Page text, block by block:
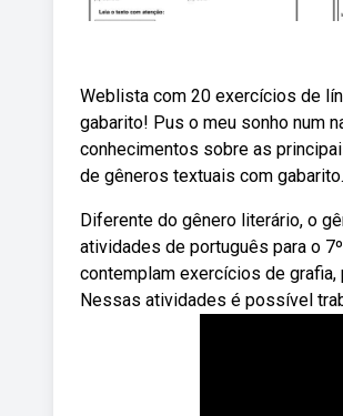
Weblista com 20 exercícios de
gabarito! Pus o meu sonho num
conhecimentos sobre as
de gêneros textuais com gabarito.
Diferente do gênero literário, o
atividades de português para o
contemplam exercícios de
Nessas atividades é possível